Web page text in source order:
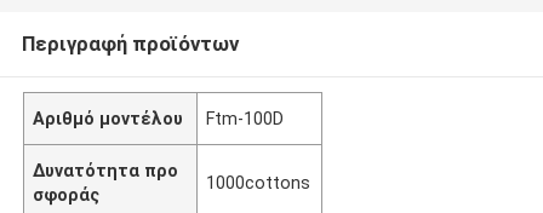
Περιγραφή προϊόντων
Αριθμό μοντέλου Ftm-100D
Δυνατότητα προ
σφοράς
1000cottons